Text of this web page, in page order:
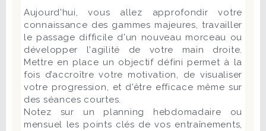
Aujourd'hui, vous allez approfondir votre
connaissance des gammes majeures, travailler
le passage difficile d'un nouveau morceau ou
développer l'agilité de votre main droite.
Mettre en place un objectif défini permet à la
fois d’accroître votre motivation, de visualiser
votre progression, et d'être efficace même sur
des séances courtes.
Notez sur un planning hebdomadaire ou
mensuel les points clés de vos entraînements,